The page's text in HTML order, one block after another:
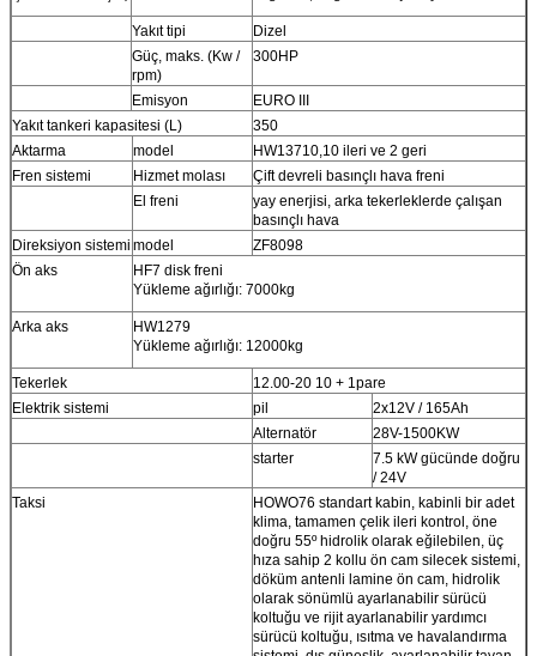
Yakıt tipi
Dizel
Güç, maks. (Kw /
rpm)
300HP
Emisyon
EURO III
Yakıt tankeri kapasitesi (L)
350
Aktarma
model
HW13710,10 ileri ve 2 geri
Fren sistemi
Hizmet molası
Çift devreli basınçlı hava freni
El freni
yay enerjisi, arka tekerleklerde çalışan
basınçlı hava
Direksiyon sistemi model
ZF8098
Ön aks
HF7 disk freni
Yükleme ağırlığı: 7000kg
Arka aks
HW1279
Yükleme ağırlığı: 12000kg
Tekerlek
12.00-20 10 + 1pare
Elektrik sistemi
pil
2x12V / 165Ah
Alternatör
28V-1500KW
starter
7.5 kW gücünde doğru
/ 24V
Taksi
HOWO76 standart kabin, kabinli bir adet
klima, tamamen çelik ileri kontrol, öne
doğru 55º hidrolik olarak eğilebilen, üç
hıza sahip 2 kollu ön cam silecek sistemi,
döküm antenli lamine ön cam, hidrolik
olarak sönümlü ayarlanabilir sürücü
koltuğu ve rijit ayarlanabilir yardımcı
sürücü koltuğu, ısıtma ve havalandırma